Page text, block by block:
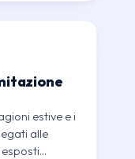
estive e i
alle